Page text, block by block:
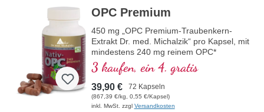
OPC Premium
450 mg „OPC Premium-Traubenkern-
Extrakt Dr. med. Michalzik“ pro Kapsel, mit
mindestens 240 mg reinem OPC*
3 kaufen, ein 4. gratis
39,90 € 72 Kapseln
(867,39 €/kg, 0,55 €/Kapsel)
inkl. MwSt. zzgl Versandkosten